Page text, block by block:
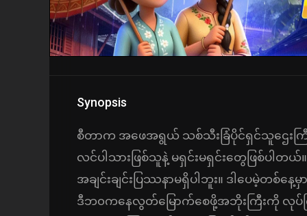
Synopsis
စီတာက အဖေအရွယ် သစ်သီးခြံပိုင်ရှင်သူဌေး
လင်ပါသားဖြစ်သူနဲ့ မရှင်းမရှင်းတွေဖြစ်ပါ
အချင်းချင်းပြဿနာမရှိပါဘူး။ ဒါပေမဲ့တစ်
ဒီဘ၀ကနေလွတ်မြောက်စေဖို့အဘိုးကြီးကို